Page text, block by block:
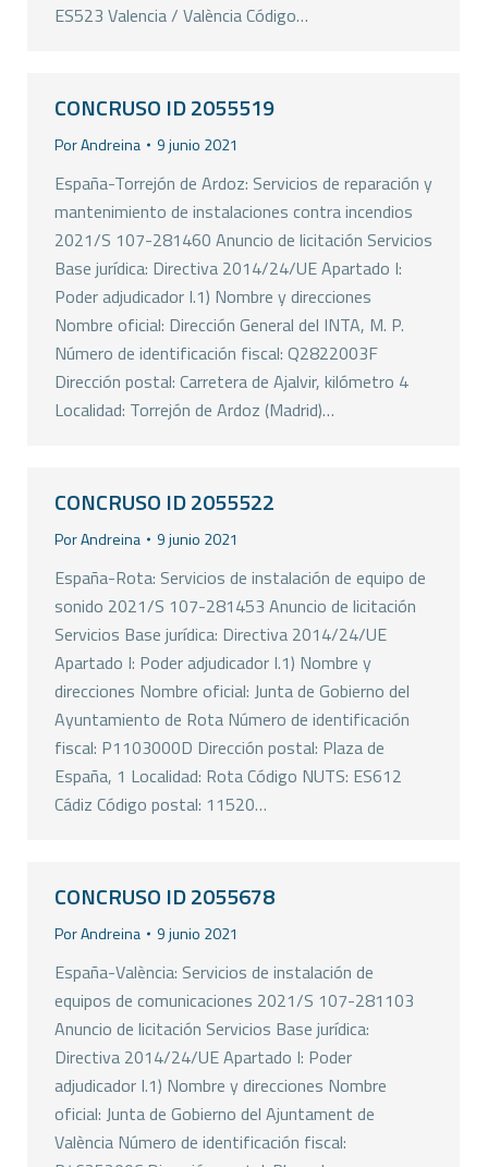
ES523 Valencia / València Código…
CONCRUSO ID 2055519
PorAndreina 9 junio 2021
España-Torrejón de Ardoz: Servicios de reparación y
mantenimiento de instalaciones contra incendios
2021/S 107-281460 Anuncio de licitación Servicios
Base jurídica: Directiva 2014/24/UE Apartado I:
Poder adjudicador I.1) Nombre y direcciones
Nombre oficial: Dirección General del INTA, M. P.
Número de identificación fiscal: Q2822003F
Dirección postal: Carretera de Ajalvir, kilómetro 4
Localidad: Torrejón de Ardoz (Madrid)…
CONCRUSO ID 2055522
PorAndreina 9 junio 2021
España-Rota: Servicios de instalación de equipo de
sonido 2021/S 107-281453 Anuncio de licitación
Servicios Base jurídica: Directiva 2014/24/UE
Apartado I: Poder adjudicador I.1) Nombre y
direcciones Nombre oficial: Junta de Gobierno del
Ayuntamiento de Rota Número de identificación
fiscal: P1103000D Dirección postal: Plaza de
España, 1 Localidad: Rota Código NUTS: ES612
Cádiz Código postal: 11520…
CONCRUSO ID 2055678
PorAndreina 9 junio 2021
España-València: Servicios de instalación de
equipos de comunicaciones 2021/S 107-281103
Anuncio de licitación Servicios Base jurídica:
Directiva 2014/24/UE Apartado I: Poder
adjudicador I.1) Nombre y direcciones Nombre
oficial: Junta de Gobierno del Ajuntament de
València Número de identificación fiscal: